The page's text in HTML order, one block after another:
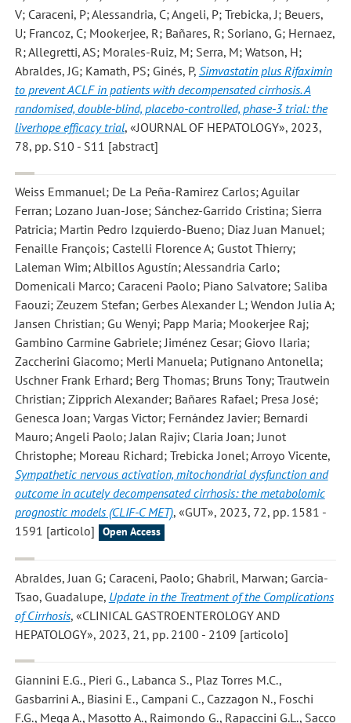
V; Caraceni, P; Alessandria, C; Angeli, P; Trebicka, J; Beuers,
U; Francoz, C; Mookerjee, R; Bañares, R; Soriano, G; Hernaez,
R; Allegretti, AS; Morales-Ruiz, M; Serra, M; Watson, H;
Abraldes, JG; Kamath, PS; Ginés, P, Simvastatin plus Rifaximin
to prevent ACLF in patients with decompensated cirrhosis. A
randomised, double-blind, placebo-controlled, phase-3 trial: the
liverhope efficacy trial, «JOURNAL OF HEPATOLOGY», 2023,
78, pp. S10 - S11 [abstract]
Weiss Emmanuel; De La Peña-Ramirez Carlos; Aguilar
Ferran; Lozano Juan-Jose; Sánchez-Garrido Cristina; Sierra
Patricia; Martin Pedro Izquierdo-Bueno; Diaz Juan Manuel;
Fenaille François; Castelli Florence A; Gustot Thierry;
Laleman Wim; Albillos Agustín; Alessandria Carlo;
Domenicali Marco; Caraceni Paolo; Piano Salvatore; Saliba
Faouzi; Zeuzem Stefan; Gerbes Alexander L; Wendon Julia A;
Jansen Christian; Gu Wenyi; Papp Maria; Mookerjee Raj;
Gambino Carmine Gabriele; Jiménez Cesar; Giovo Ilaria;
Zaccherini Giacomo; Merli Manuela; Putignano Antonella;
Uschner Frank Erhard; Berg Thomas; Bruns Tony; Trautwein
Christian; Zipprich Alexander; Bañares Rafael; Presa José;
Genesca Joan; Vargas Victor; Fernández Javier; Bernardi
Mauro; Angeli Paolo; Jalan Rajiv; Claria Joan; Junot
Christophe; Moreau Richard; Trebicka Jonel; Arroyo Vicente,
Sympathetic nervous activation, mitochondrial dysfunction and
outcome in acutely decompensated cirrhosis: the metabolomic
prognostic models (CLIF-C MET), «GUT», 2023, 72, pp. 1581 -
1591 [articolo]
Open Access
Abraldes, Juan G; Caraceni, Paolo; Ghabril, Marwan; Garcia-
Tsao, Guadalupe, Update in the Treatment of the Complications
of Cirrhosis, «CLINICAL GASTROENTEROLOGY AND
HEPATOLOGY», 2023, 21, pp. 2100 - 2109 [articolo]
Giannini E.G., Pieri G., Labanca S., Plaz Torres M.C.,
Gasbarrini A., Biasini E., Campani C., Cazzagon N., Foschi
F.G., Mega A., Masotto A., Raimondo G., Rapaccini G.L., Sacco